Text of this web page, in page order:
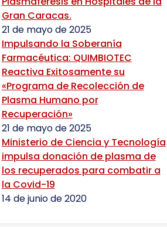
Gran Caracas.
21 de mayo de 2025
Impulsando la Soberanía
Farmacéutica: QUIMBIOTEC
Reactiva Exitosamente su
«Programa de Recolección de
Plasma Humano por
Recuperación»
21 de mayo de 2025
Ministerio de Ciencia y Tecnología
impulsa donación de plasma de
los recuperados para combatir a
la Covid-19
14 de junio de 2020